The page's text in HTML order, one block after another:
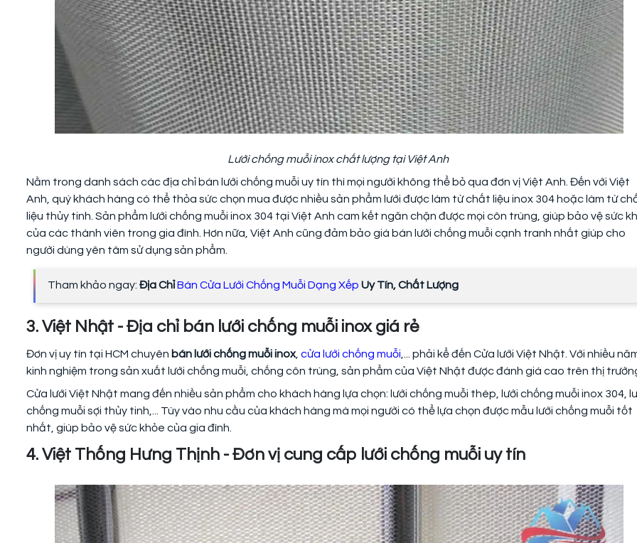
Lưới chống muỗi inox chất lượng tại Việt Anh
Nằm trong danh sách các địa chỉ bán lưới chống muỗi uy tín thì mọi người không thể bỏ qua đơn vị Việt Anh. Đến với Việt
Anh, quý khách hàng có thể thỏa sức chọn mua được nhiều sản phẩm lưới được làm từ chất liệu inox 304 hoặc làm từ
liệu thủy tinh. Sản phẩm lưới chống muỗi inox 304 tại Việt Anh cam kết ngăn chặn được mọi côn trùng, giúp bảo vệ sức
của các thành viên trong gia đình. Hơn nữa, Việt Anh cũng đảm bảo giá bán lưới chống muỗi cạnh tranh nhất giúp cho
người dùng yên tâm sử dụng sản phẩm.
Tham khảo ngay: Địa ChỉBán Cửa Lưới Chống Muỗi Dạng Xếp Uy Tín, Chất Lượng
3. Việt Nhật - Địa chỉ bán lưới chống muỗi inox giá rẻ
Đơn vị uy tín tại HCM chuyên bán lưới chống muỗi inox, cửa lưới chống muỗi ,... phải kể đến Cửa lưới Việt Nhật. Với nhiều
kinh nghiệm trong sản xuất lưới chống muỗi, chống côn trùng, sản phẩm của Việt Nhật được đánh giá cao trên thị
Cửa lưới Việt Nhật mang đến nhiều sản phẩm cho khách hàng lựa chọn: lưới chống muỗi thép, lưới chống muỗi inox 304,
chống muỗi sợi thủy tinh,... Tùy vào nhu cầu của khách hàng mà mọi người có thể lựa chọn được mẫu lưới chống muỗi tốt
nhất, giúp bảo vệ sức khỏe của gia đình.
4. Việt Thống Hưng Thịnh - Đơn vị cung cấp lưới chống muỗi uy tín